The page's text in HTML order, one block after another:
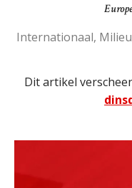
Internationaal,
Dit artikel